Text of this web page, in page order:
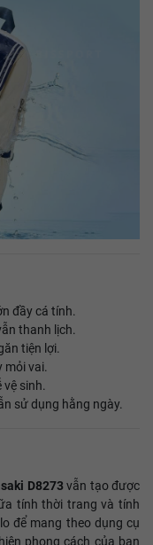
đầy cá tính.
thanh lịch.
tiện lợi.
mỏi vai.
sinh.
sử dụng hằng ngày.
D8273 vẫn tạo được
tính thời trang và tính
để mang theo dụng cụ
phong cách của bạn